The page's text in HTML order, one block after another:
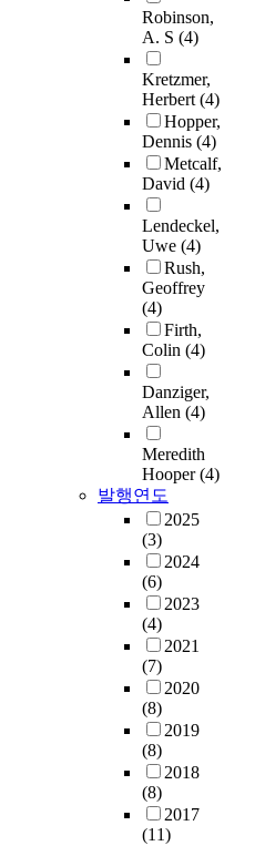
Robinson,
A. S (4)
Kretzmer,
Herbert(4)
Hopper,
Dennis (4)
Metcalf,
David (4)
Lendeckel,
Uwe (4)
Rush,
Geoffrey
(4)
Firth,
Colin (4)
Danziger,
Allen (4)
Meredith
Hooper(4)
발행연도
2025
(3)
2024
(6)
2023
(4)
2021
(7)
2020
(8)
2019
(8)
2018
(8)
2017
(11)